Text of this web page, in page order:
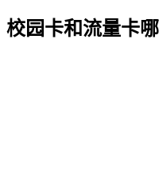
校园卡和流量卡